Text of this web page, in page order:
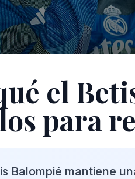
el
para
Balompié mantiene